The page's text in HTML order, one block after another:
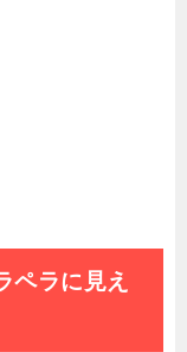
ペラに見え